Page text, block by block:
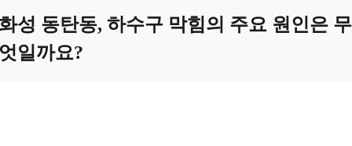
성 동탄동, 하수구 막힘의 주요 원인은 무
일까요?